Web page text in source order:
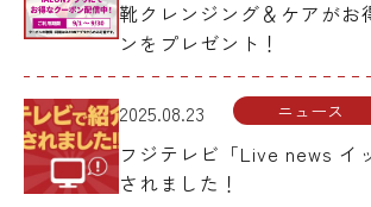
靴クレンジング＆ケアがお
ンをプレゼント！
2025.08.23 ニュース
フジテレビ「Live news イ
されました！